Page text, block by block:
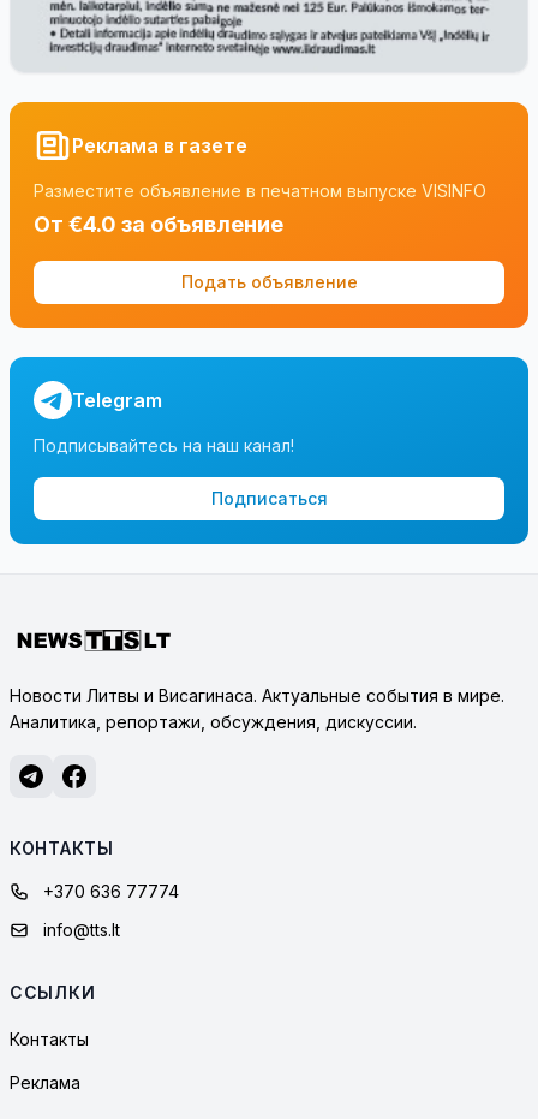
Реклама в газете
Разместите объявление в печатном выпуске VISINFO
От €4.0 за объявление
Подать объявление
Telegram
Подписывайтесь на наш канал!
Подписаться
Новости Литвы и Висагинаса. Актуальные события в мире.
Аналитика, репортажи, обсуждения, дискуссии.
КОНТАКТЫ
+370 636 77774
info@tts.lt
ССЫЛКИ
Контакты
Реклама